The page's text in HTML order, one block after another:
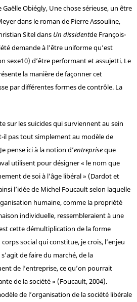
Obiégly, Une chose sérieuse, un être
dans le roman de Pierre Assouline,
Sitel dans Un dissidentde François-
demande à l’être uniforme qu’est
sexe10) d’être performant et assujetti. Le
la manière de façonner cet
par différentes formes de contrôle. La
sur les suicides qui surviennent au sein
il pas tout simplement au modèle de
pense ici à la notion d’entrepriseque
utilisent pour désigner « le nom que
de soi à l’âge libéral » (Dardot et
l’idée de Michel Foucault selon laquelle
humaine, comme la propriété
individuelle, ressembleraient à une
cette démultiplication de la forme
corps social qui constitue, je crois, l’enjeu
de faire du marché, de la
de l’entreprise, ce qu’on pourrait
de la société » (Foucault, 2004).
de l’organisation de la société libérale